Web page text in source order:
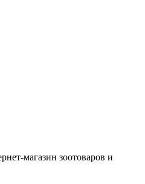
магазин зоотоваров и